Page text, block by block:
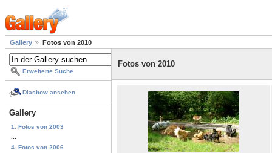
Gallery Fotos von 2010
Erweiterte Suche
Diashow ansehen
Gallery
1. Fotos von 2003
4. Fotos von 2006
Fotos von 2010